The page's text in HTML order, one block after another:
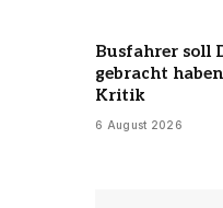
Busfahrer soll
gebracht
Kritik
6 August 2026